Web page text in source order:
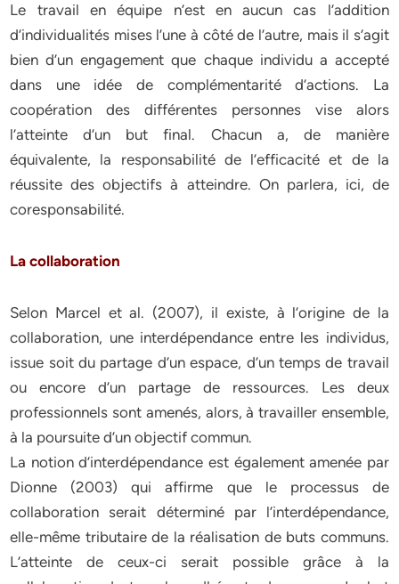
Le travail en équipe n’est en aucun cas l’addition
d’individualités mises l’une à côté de l’autre, mais il s’agit
bien d’un engagement que chaque individu a accepté
dans une idée de complémentarité d’actions. La
coopération des différentes personnes vise alors
l’atteinte d’un but final. Chacun a, de manière
équivalente, la responsabilité de l’efficacité et de la
réussite des objectifs à atteindre. On parlera, ici, de
coresponsabilité.
La collaboration
Selon Marcel et al. (2007), il existe, à l’origine de la
collaboration, une interdépendance entre les individus,
issue soit du partage d’un espace, d’un temps de travail
ou encore d’un partage de ressources. Les deux
professionnels sont amenés, alors, à travailler ensemble,
à la poursuite d’un objectif commun.
La notion d’interdépendance est également amenée par
Dionne (2003) qui affirme que le processus de
collaboration serait déterminé par l’interdépendance,
elle-même tributaire de la réalisation de buts communs.
L’atteinte de ceux-ci serait possible grâce à la